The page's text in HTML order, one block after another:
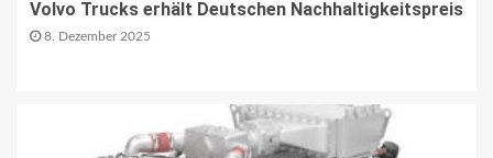
Tramhaltestelle «Bahnhofquai» wird
ÖV-NEWS CH
Volvo Trucks erhält Deutschen Nachhaltigkeitspreis
8. Dezember 2025